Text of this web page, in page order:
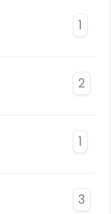
1
2
1
3